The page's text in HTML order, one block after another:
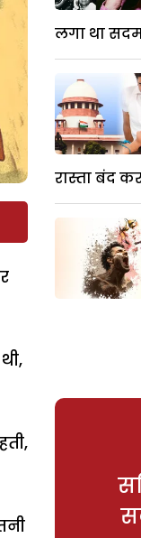
लगा था
रास्ता बंद